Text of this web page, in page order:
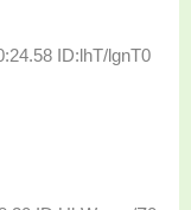
ID:lhT/lgnT0